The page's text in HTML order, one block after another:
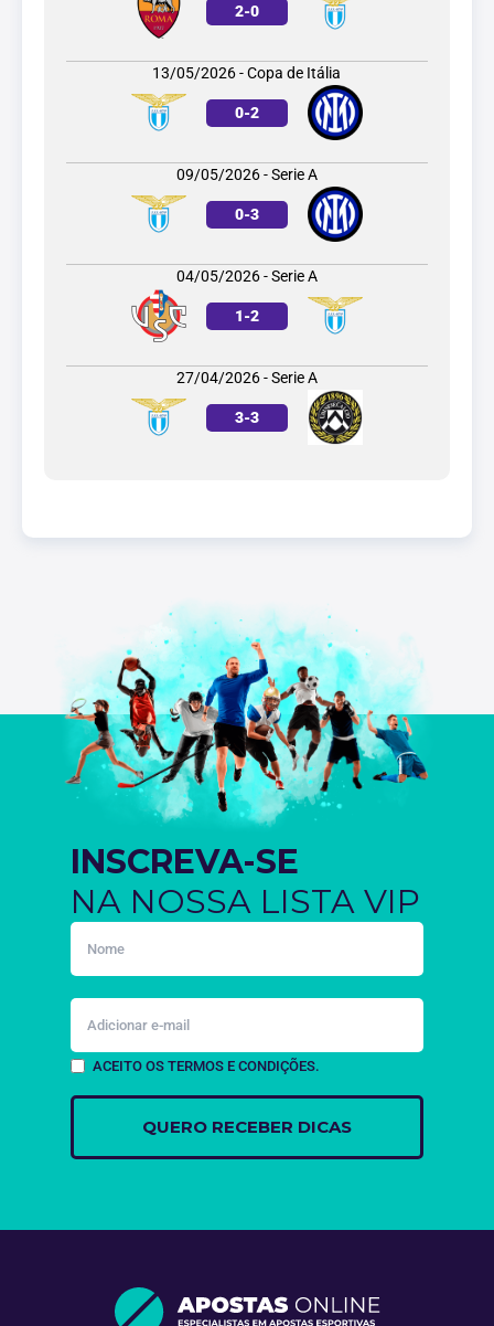
2-0
13/05/2026 - Copa de Itália
0-2
09/05/2026 - Serie A
0-3
04/05/2026 - Serie A
1-2
27/04/2026 - Serie A
3-3
INSCREVA-SE
NA NOSSA LISTA VIP
ACEITO OS TERMOS E CONDIÇÕES.